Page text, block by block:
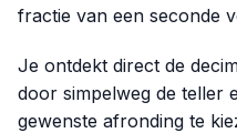
fractie van een seconde
Je ontdekt direct de
door simpelweg de teller
gewenste afronding te